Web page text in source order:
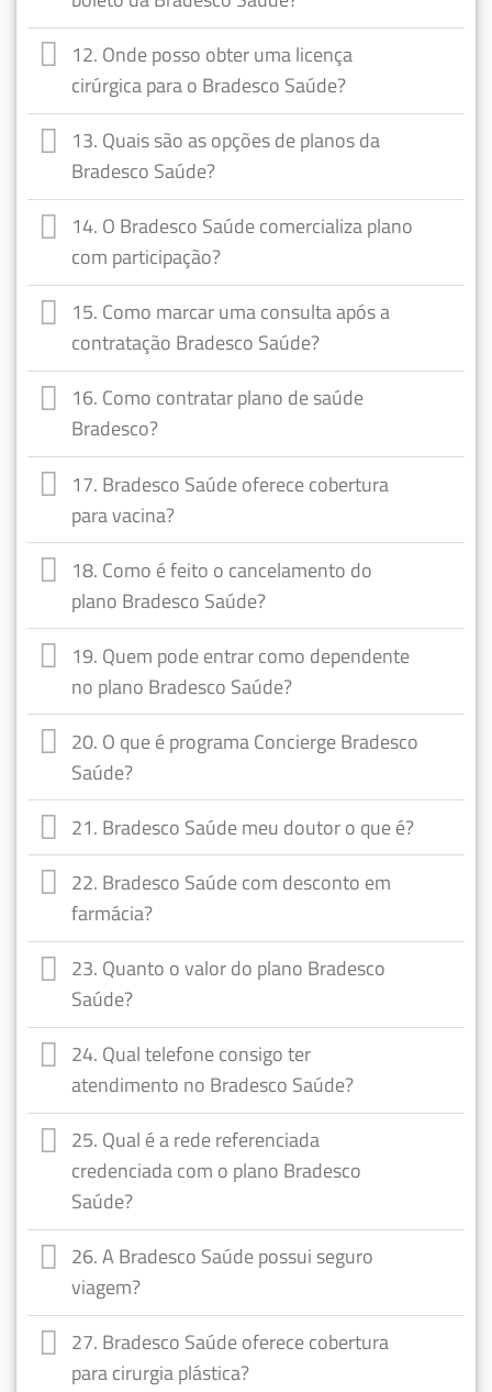
12. Onde posso obter uma licença
cirúrgica para o Bradesco Saúde?
13. Quais são as opções de planos da
Bradesco Saúde?
14. O Bradesco Saúde comercializa plano
com participação?
15. Como marcar uma consulta após a
contratação Bradesco Saúde?
16. Como contratar plano de saúde
Bradesco?
17. Bradesco Saúde oferece cobertura
para vacina?
18. Como é feito o cancelamento do
plano Bradesco Saúde?
19. Quem pode entrar como dependente
no plano Bradesco Saúde?
20. O que é programa Concierge Bradesco
Saúde?
21. Bradesco Saúde meu doutor o que é?
22. Bradesco Saúde com desconto em
farmácia?
23. Quanto o valor do plano Bradesco
Saúde?
24. Qual telefone consigo ter
atendimento no Bradesco Saúde?
25. Qual é a rede referenciada
credenciada com o plano Bradesco
Saúde?
26. A Bradesco Saúde possui seguro
viagem?
27. Bradesco Saúde oferece cobertura
para cirurgia plástica?